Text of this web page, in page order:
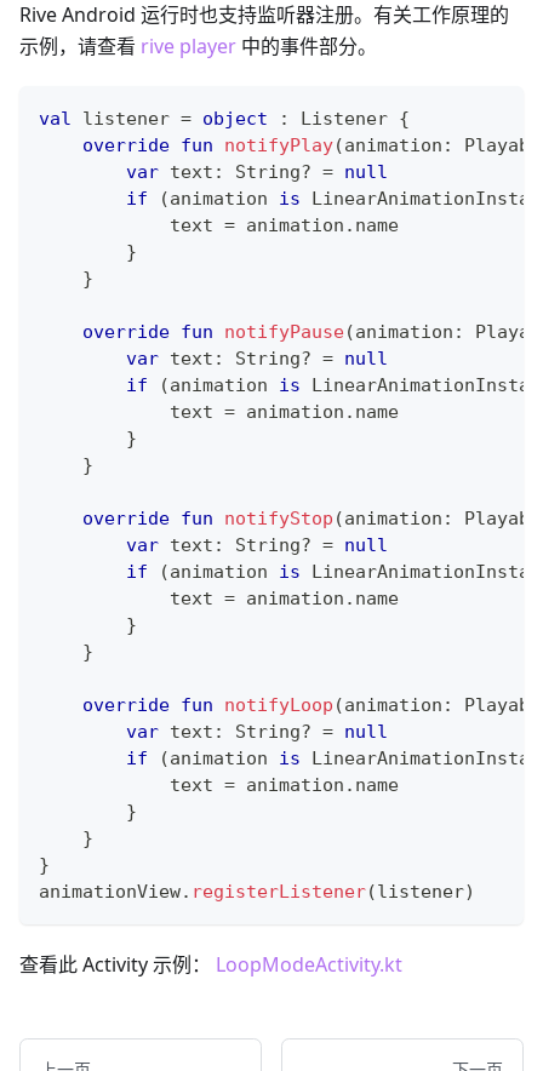
Rive Android 运行时也支持监听器注册。有关工作原理的
示例，请查看 rive player 中的事件部分。
val listener = object : Listener {
override fun notifyPlay(animation :
var text : String? = null
if
(animation is
            text
= animation . name
}
}
override fun notifyPause(animation :
var text : String? = null
if
(animation is
            text
= animation . name
}
}
override fun notifyStop (animation :
var text : String? = null
if
(animation is
            text
= animation . name
}
}
override fun notifyLoop (animation :
var text : String? = null
if
(animation is
            text
= animation . name
}
}
}
animationView. registerListener(listener)
查看此 Activity 示例： LoopModeActivity.kt